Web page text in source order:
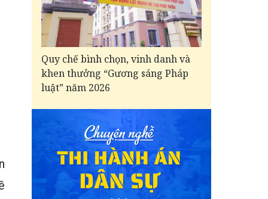
Quy chế bình chọn, vinh danh và
khen thưởng “Gương sáng Pháp
luật” năm 2026